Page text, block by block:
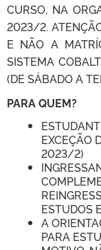
CURSO, NA
2023/2.
E NÃO A
SISTEMA
(DE SÁBADO A
PARA QUEM?
EXCEÇÃO
2023/2)
ESTUDOS
A
PARA